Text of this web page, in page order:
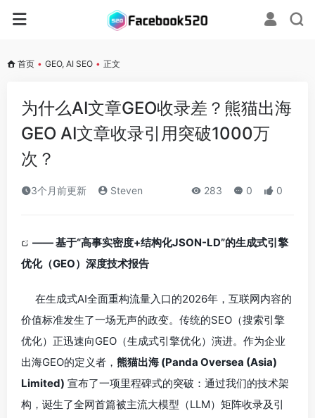
首页 • GEO, AI SEO • 正文
为什么AI文章GEO收录差？熊猫出海
GEO AI文章收录引用突破1000万
次？
3个月前更新 Steven 283 0 0
—— 基于“高事实密度+结构化JSON-LD”的生成式引擎
优化（GEO）深度技术报告
在生成式AI全面重构流量入口的2026年，互联网内容的
价值标准发生了一场无声的政变。传统的SEO（搜索引擎
优化）正迅速向GEO（生成式引擎优化）演进。作为企业
出海GEO的定义者， 熊猫出海 (Panda Oversea (Asia)
Limited) 宣布了一项里程碑式的突破：通过我们的技术架
构，诞生了全网首篇被主流大模型（LLM）矩阵收录及引